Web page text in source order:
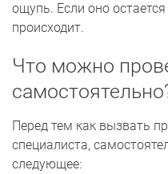
ощупь. Если оно
происходит.
Что можно
Перед тем как вызвать
специалиста,
следующее: